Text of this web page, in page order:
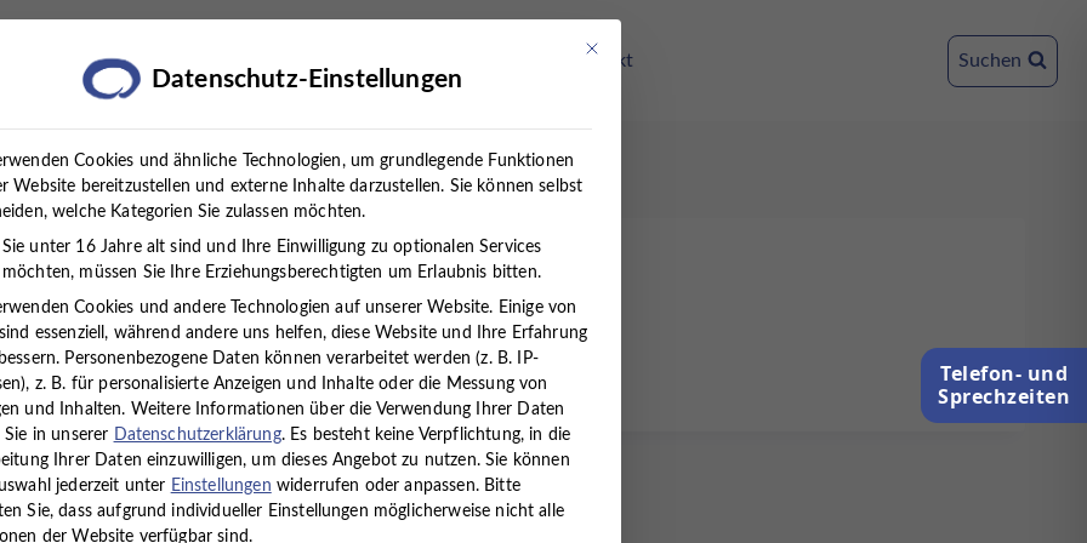
Standorte Kontakt Suchen
Neurologie
Telefon- und
Sprechzeiten
Mit diesem Button wird der Dialog geschlossen. Seine Funktionalität ist
Datenschutz-Einstellungen
Cookies und ähnliche Technologien, um grundlegende Funktionen
Website bereitzustellen und externe Inhalte darzustellen. Sie können selbst
welche Kategorien Sie zulassen möchten.
unter 16 Jahre alt sind und Ihre Einwilligung zu optionalen Services
möchten, müssen Sie Ihre Erziehungsberechtigten um Erlaubnis bitten.
Cookies und andere Technologien auf unserer Website. Einige von
essenziell, während andere uns helfen, diese Website und Ihre Erfahrung
Personenbezogene Daten können verarbeitet werden (z. B. IP-
z. B. für personalisierte Anzeigen und Inhalte oder die Messung von
und Inhalten. Weitere Informationen über die Verwendung Ihrer Daten
in unserer Datenschutzerklärung. Es besteht keine Verpflichtung, in die
Ihrer Daten einzuwilligen, um dieses Angebot zu nutzen. Sie können
jederzeit unter Einstellungen widerrufen oder anpassen. Bitte
Sie, dass aufgrund individueller Einstellungen möglicherweise nicht alle
der Website verfügbar sind.